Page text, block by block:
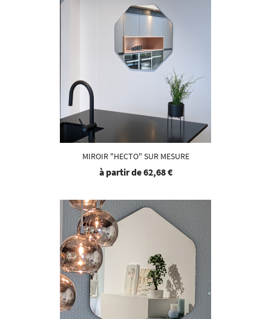
MIROIR "HECTO" SUR MESURE
à partir de62,68 €